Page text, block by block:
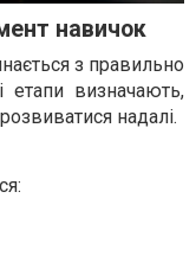
навичок
з правильно
етапи визначають,
надалі.